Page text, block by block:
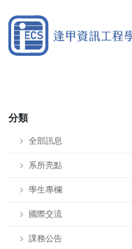
分類
全部訊息
系所亮點
學生專欄
國際交流
課務公告